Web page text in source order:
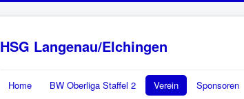
HSG Langenau/Elchingen
Home BW Oberliga Staffel 2 Verein Sponsoren